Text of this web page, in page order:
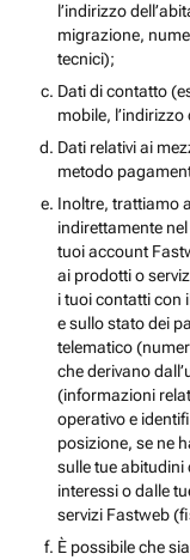
l’indirizzo
migrazione,
tecnici);
Dati di contatto
mobile,
Dati relativi ai
metodo
Inoltre, trattiamo
indirettamente
tuoi account
ai prodotti o
i tuoi contatti con
e sullo stato dei
telematico
che derivano
(informazioni
operativo e
posizione, se ne
sulle tue abitudini
interessi o dalle
servizi Fastweb
È possibile che